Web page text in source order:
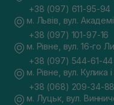
+38 (097) 611-95-94
м. Львів, вул.
+38 (097) 101-97-16
м. Рівне, вул. 16-го
+38 (097) 544-61-44
м. Рівне, вул. Кулика
+38 (068) 209-34-88
м. Луцьк, вул.